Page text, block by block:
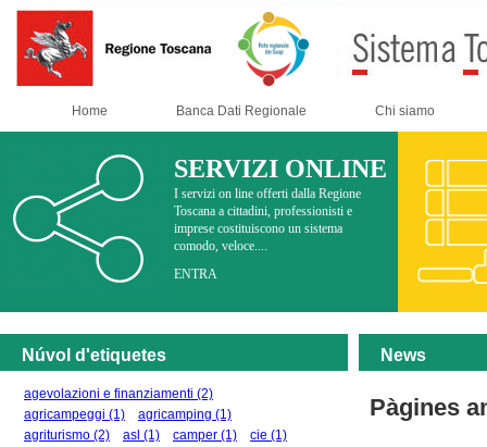
Home Banca Dati Regionale Chi siamo
SERVIZI ONLINE
I servizi on line offerti dalla Regione
Toscana a cittadini, professionisti e
imprese costituiscono un sistema
comodo, veloce....
ENTRA
Núvol d'etiquetes
agevolazioni e finanziamenti (2)
agricampeggi (1) agricamping (1)
agriturismo (2) asl (1) camper (1) cie (1)
News
Pàgines